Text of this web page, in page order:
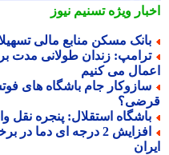
ویژهتسنیم نیوز
مسکن منابع مالی تسهیلات
زندان طولانی مدت برای
می کنیم
جام باشگاه های فوتسال
استقلال: پنجره نقل
افزایش 2 درجه ای دما در